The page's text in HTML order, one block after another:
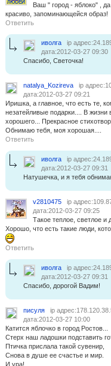
Ваш " город - яблоко" ,
красиво, запоминающейся образ!
Ответить
иволга
ip
дата:2012-03-27 09:30
Спасибо, Светочка!
natalya_Kozireva
ip
дата:2012-03-27 09:21
Иришка, а главное, что есть те,
незатейливые подарки.... В
хорошего... Прекрасное
Обнимаю тебя, моя хорошая....
Ответить
иволга
ip
дата:2012-03-27 09:31
Натушечка, и я тебя
v2810475
ip
дата:2012-03-27 09:25
Такое теплое, светлое и
Хорошо, что есть такие люди,
Ответить
иволга
ip
дата:2012-03-27 09:31
Спасибо, дорогой Вадим!
писуля
ip
дата:2012-03-27 10:00
Катится яблочко в город Ростов...
Стерх наш ладошки подставить
Птичка прислала такой сувенир,
Снова в душе ее счастье и мир.
И ура!